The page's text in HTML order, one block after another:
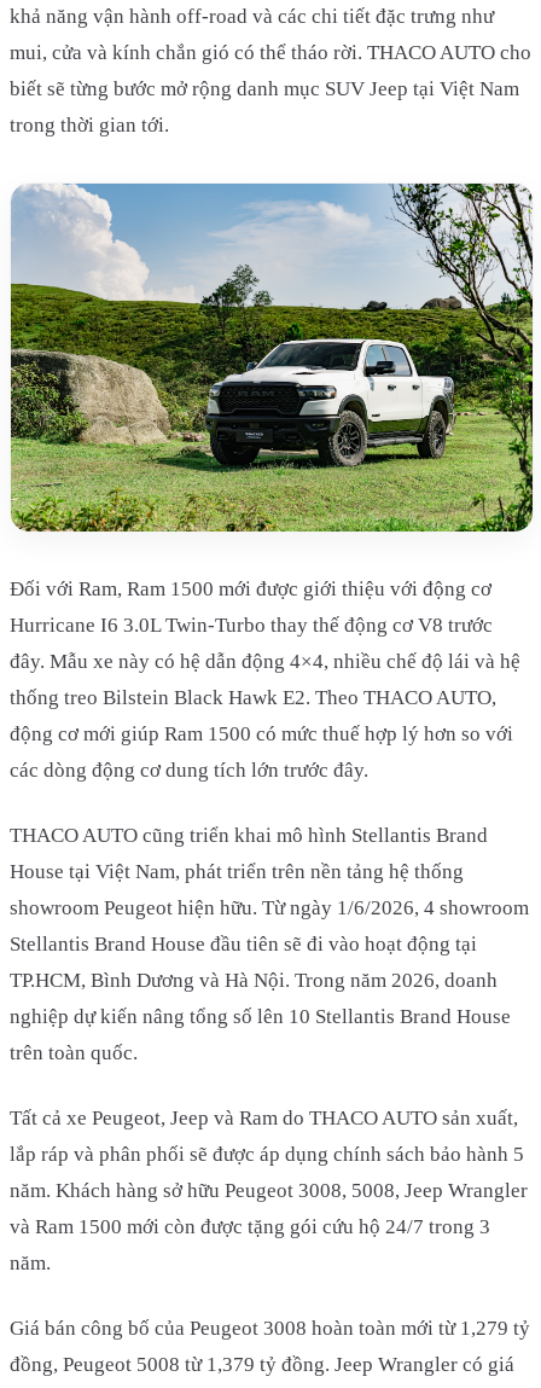
khả năng vận hành off-road và các chi tiết đặc trưng như
mui, cửa và kính chắn gió có thể tháo rời. THACO AUTO cho
biết sẽ từng bước mở rộng danh mục SUV Jeep tại Việt Nam
trong thời gian tới.
Đối với Ram, Ram 1500 mới được giới thiệu với động cơ
Hurricane I6 3.0L Twin-Turbo thay thế động cơ V8 trước
đây. Mẫu xe này có hệ dẫn động 4×4, nhiều chế độ lái và hệ
thống treo Bilstein Black Hawk E2. Theo THACO AUTO,
động cơ mới giúp Ram 1500 có mức thuế hợp lý hơn so với
các dòng động cơ dung tích lớn trước đây.
THACO AUTO cũng triển khai mô hình Stellantis Brand
House tại Việt Nam, phát triển trên nền tảng hệ thống
showroom Peugeot hiện hữu. Từ ngày 1/6/2026, 4 showroom
Stellantis Brand House đầu tiên sẽ đi vào hoạt động tại
TP.HCM, Bình Dương và Hà Nội. Trong năm 2026, doanh
nghiệp dự kiến nâng tổng số lên 10 Stellantis Brand House
trên toàn quốc.
Tất cả xe Peugeot, Jeep và Ram do THACO AUTO sản xuất,
lắp ráp và phân phối sẽ được áp dụng chính sách bảo hành 5
năm. Khách hàng sở hữu Peugeot 3008, 5008, Jeep Wrangler
và Ram 1500 mới còn được tặng gói cứu hộ 24/7 trong 3
năm.
Giá bán công bố của Peugeot 3008 hoàn toàn mới từ 1,279 tỷ
đồng, Peugeot 5008 từ 1,379 tỷ đồng. Jeep Wrangler có giá